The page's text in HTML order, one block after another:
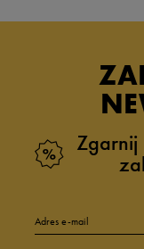
Adres e-mail